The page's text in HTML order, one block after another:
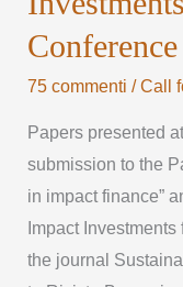
Conference
75 commenti /Call
Papers presented
submission to the
in impact finance”
Impact
the journal